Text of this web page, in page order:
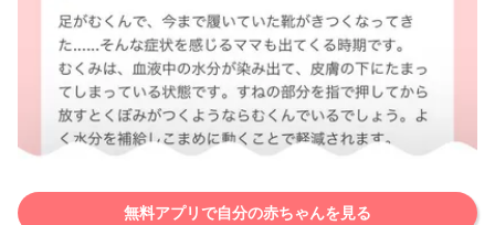
無料アプリで自分の赤ちゃんを見る